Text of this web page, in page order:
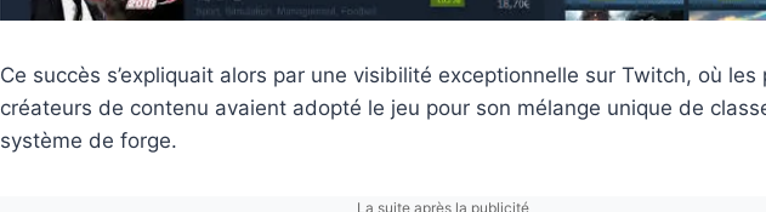
Ce succès s’expliquait alors par une visibilité exceptionnelle sur Twitch, où les
créateurs de contenu avaient adopté le jeu pour son mélange unique de
système de forge.
La suite après la publicité